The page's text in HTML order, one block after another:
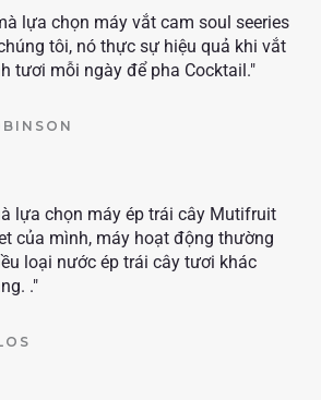
lựa chọn máy vắt cam soul seeries
tôi, nó thực sự hiệu quả khi vắt
tươi mỗi ngày để pha Cocktail."
lựa chọn máy ép trái cây Mutifruit
của mình, máy hoạt động thường
loại nước ép trái cây tươi khác
."